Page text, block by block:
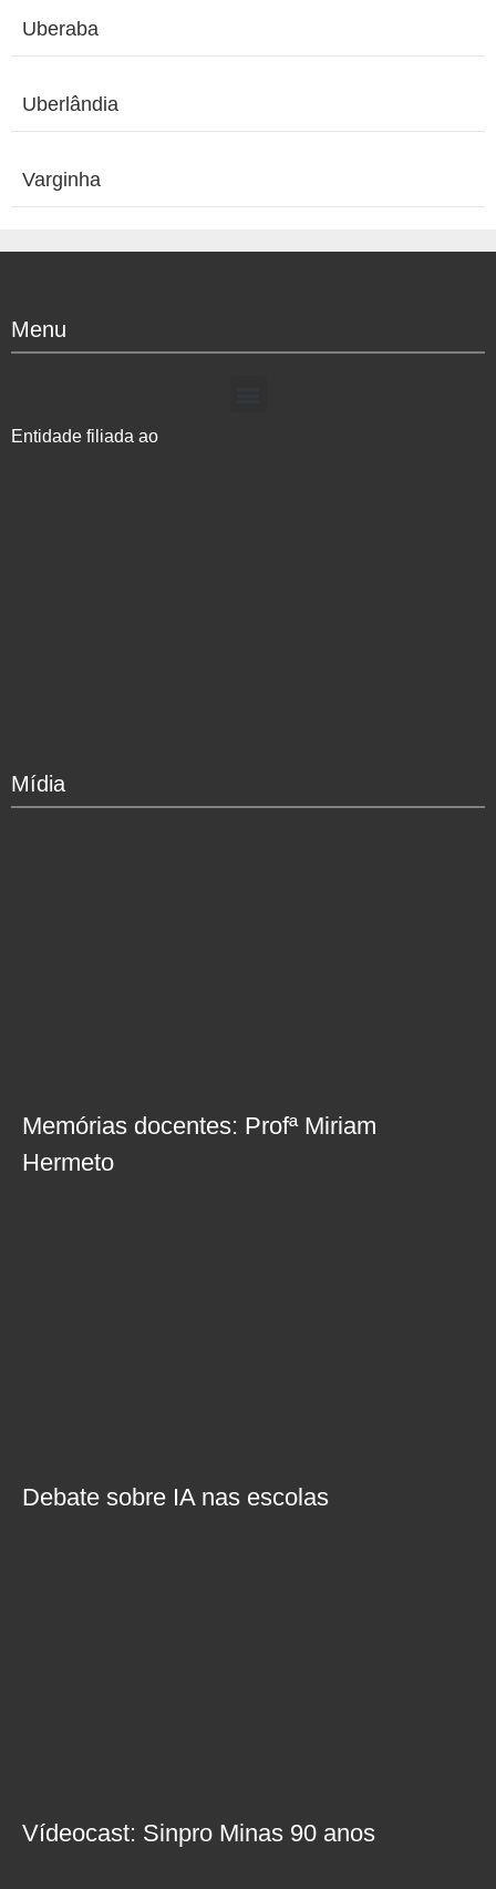
Uberaba
Uberlândia
Varginha
Menu
Entidade filiada ao
Mídia
Memórias docentes: Profª Miriam
Hermeto
Debate sobre IA nas escolas
Vídeocast: Sinpro Minas 90 anos